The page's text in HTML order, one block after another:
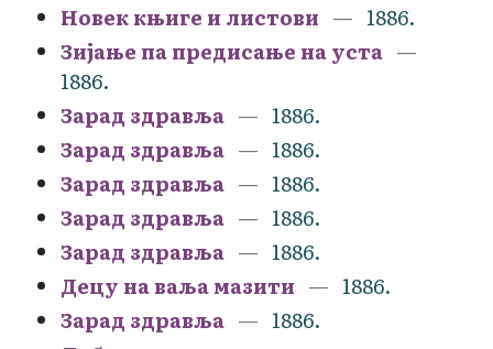
Новек књиге и листови
1886.
Зијање па предисање на уста
1886.
Зарад здравља
1886.
Зарад здравља
1886.
Зарад здравља
1886.
Зарад здравља
1886.
Зарад здравља
1886.
Децу на ваља мазити
1886.
Зарад здравља
1886.